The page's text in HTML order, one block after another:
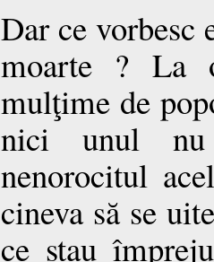
Dar ce vorbesc
moarte ? La
mulţime de
nici unul nu
nenorocitul
cineva să se
ce stau